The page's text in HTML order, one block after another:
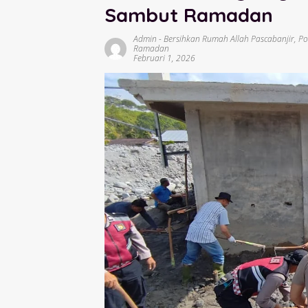
Sambut Ramadan
Admin -Bersihkan Rumah Allah Pascabanjir,
Ramadan
Februari 1, 2026